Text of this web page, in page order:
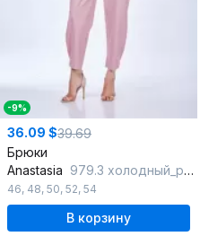
-9%
36.09 $39.69
Брюки
Anastasia 979.3 холодный_розовый
46, 48, 50, 52, 54
В корзину